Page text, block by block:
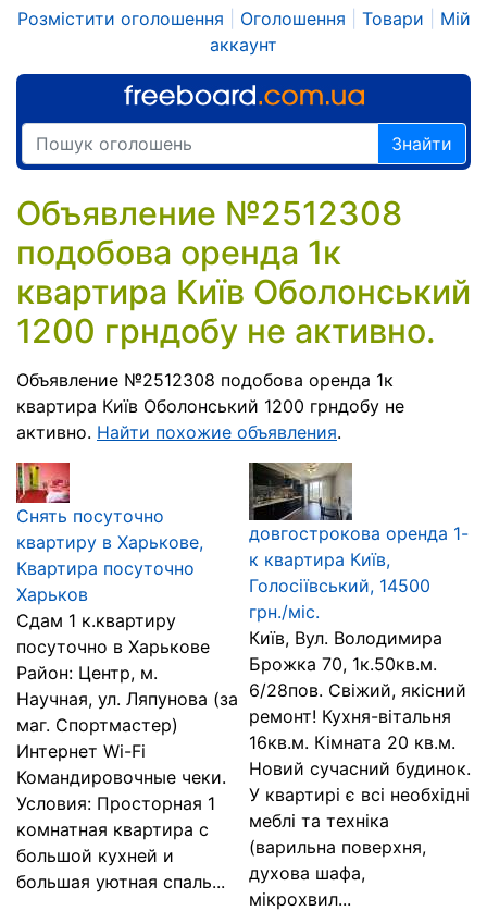
Розмістити оголошення Оголошення Товари
Мій
аккаунт
Знайти
Объявление №2512308
подобова оренда 1к
квартира Київ Оболонський
1200 грндобу не активно.
Объявление №2512308 подобова оренда 1к
квартира Київ Оболонський 1200 грндобу не
активно. Найти похожие объявления.
Снять посуточно
квартиру в Харькове,
Квартира посуточно
Харьков
Сдам 1 к.квартиру
посуточно в Харькове
Район: Центр, м.
Научная, ул. Ляпунова (за
маг. Спортмастер)
Интернет Wi-Fi
Командировочные чеки.
Условия: Просторная 1
комнатная квартира с
большой кухней и
большая уютная спаль...
довгострокова оренда 1-
к квартира Київ,
Голосіївський, 14500
грн./міс.
Київ, Вул. Володимира
Брожка 70, 1к.50кв.м.
6/28пов. Свіжий, якісний
ремонт! Кухня-вітальня
16кв.м. Кімната 20 кв.м.
Новий сучасний будинок.
У квартирі є всі необхідні
меблі та техніка
(варильна поверхня,
духова шафа,
мікрохвил...